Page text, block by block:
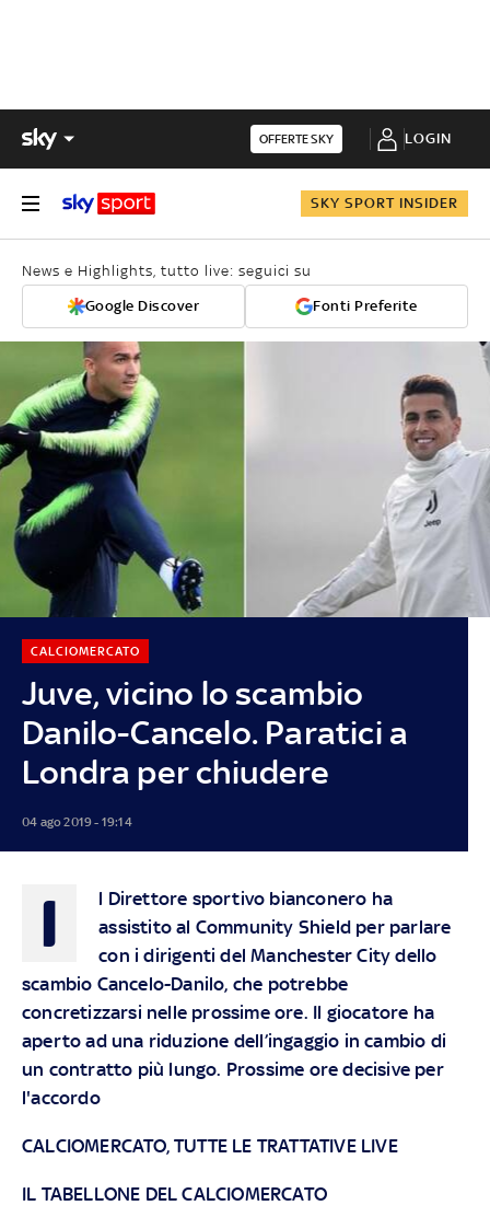
OFFERTE SKY LOGIN
SKY SPORT INSIDER
News e Highlights, tutto live: seguici su
Google Discover Fonti Preferite
Juve, vicino lo scambio
Danilo-Cancelo. Paratici a
Londra per chiudere
CALCIOMERCATO
04 ago 2019 - 19:14
I
l Direttore sportivo bianconero ha
assistito al Community Shield per parlare
con i dirigenti del Manchester City dello
scambio Cancelo-Danilo, che potrebbe
concretizzarsi nelle prossime ore. Il giocatore ha
aperto ad una riduzione dell’ingaggio in cambio di
un contratto più lungo. Prossime ore decisive per
l'accordo
CALCIOMERCATO, TUTTE LE TRATTATIVE LIVE
IL TABELLONE DEL CALCIOMERCATO